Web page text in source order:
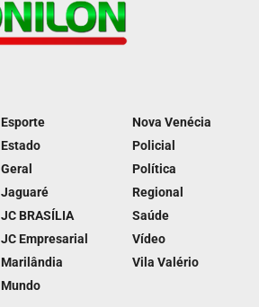
Esporte
Estado
Geral
Jaguaré
JC BRASÍLIA
JC Empresarial
Marilândia
Mundo
Nova Venécia
Policial
Política
Regional
Saúde
Vídeo
Vila Valério